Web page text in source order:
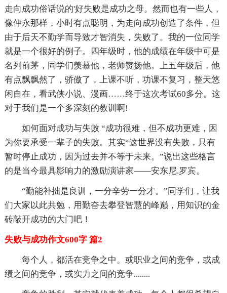
走向成功俗话说的'好失败是成功之母。然而也有一些人，
像仲永那样，小时有点聪明，为走向成功创造了条件，但
由于后天不勤学而导致才智消失，失败了。我的一位同学
就是一个很好的例子。四年级时，他的成绩在年级中可是
名列前茅，同学们羡慕他，老师赞扬他。上五年级后，他
有点飘飘然了，骄傲了，上课不听，功课不复习，整天悠
闲自在，看武侠小说、漫画……终于这次考试60多分。这
对于我们是一个多深刻的教训啊!
如何面对成功与失败 “成功很难，但不成功更难，因
为你要承受一辈子的失败。其实“这世界没有失败，只有
暂时停止成功，因为过去并不等于未来。”说出这些格言
的是当今最具影响力的激励演讲家——安东尼.罗宾。
“勤能补拙是良训，一分辛劳一分才。”同学们，让我
们大家以此共勉，用勤奋去攀登智慧的峰巅，用知识的金
砖敲开成功的大门吧！
失败与成功作文600字 篇2
每个人，都活在竞争之中。或职业之间的竞争，或成
绩之间的竞争，或实力之间的竞争........